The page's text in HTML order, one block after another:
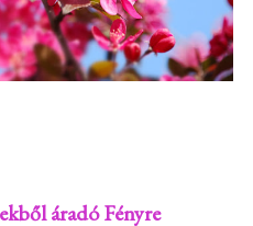
áradó Fényre